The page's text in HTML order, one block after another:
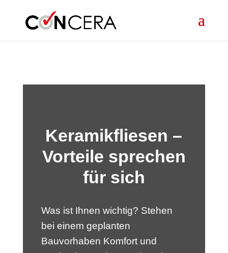
Keramikfliesen –
Vorteile sprechen
für sich
Was ist Ihnen wichtig? Stehen
bei einem geplanten
Bauvorhaben Komfort und